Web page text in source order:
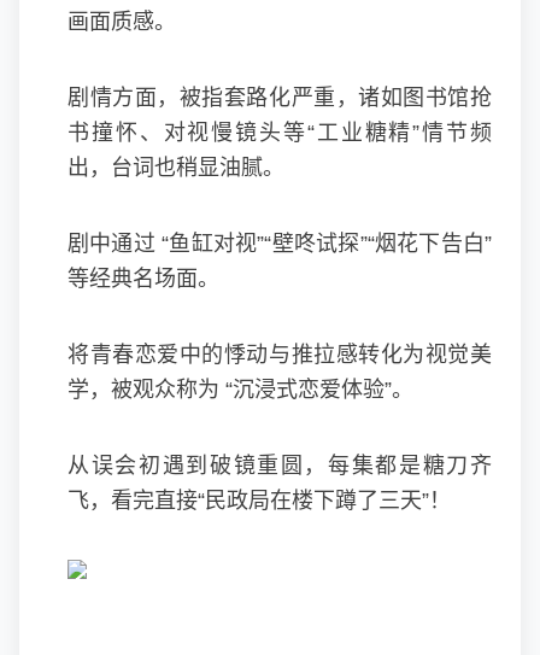
画面质感。
剧情方面，被指套路化严重，诸如图书馆抢
书撞怀、对视慢镜头等“工业糖精”情节频
出，台词也稍显油腻。
剧中通过 “鱼缸对视”“壁咚试探”“烟花下告白”
等经典名场面。
将青春恋爱中的悸动与推拉感转化为视觉美
学，被观众称为 “沉浸式恋爱体验”。
从误会初遇到破镜重圆，每集都是糖刀齐
飞，看完直接“民政局在楼下蹲了三天”！